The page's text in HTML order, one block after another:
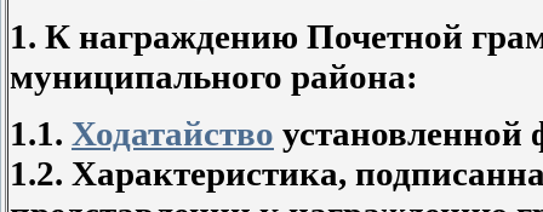
1. К награждению Почетной
муниципального района:
1.1. Ходатайство
1.2. Характеристика,